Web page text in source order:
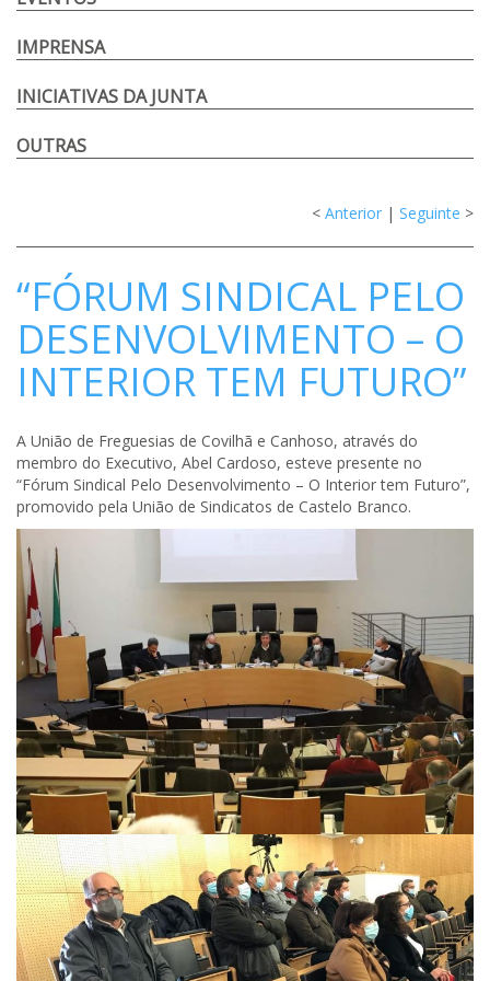
IMPRENSA
INICIATIVAS DA JUNTA
OUTRAS
< Anterior | Seguinte >
“FÓRUM SINDICAL PELO
DESENVOLVIMENTO – O
INTERIOR TEM FUTURO”
A União de Freguesias de Covilhã e Canhoso, através do
membro do Executivo, Abel Cardoso, esteve presente no
“Fórum Sindical Pelo Desenvolvimento – O Interior tem Futuro”,
promovido pela União de Sindicatos de Castelo Branco.